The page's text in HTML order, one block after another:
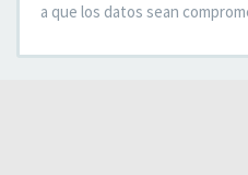
a que los datos sean